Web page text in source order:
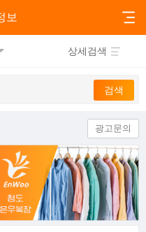
보
상세검색
광고문의